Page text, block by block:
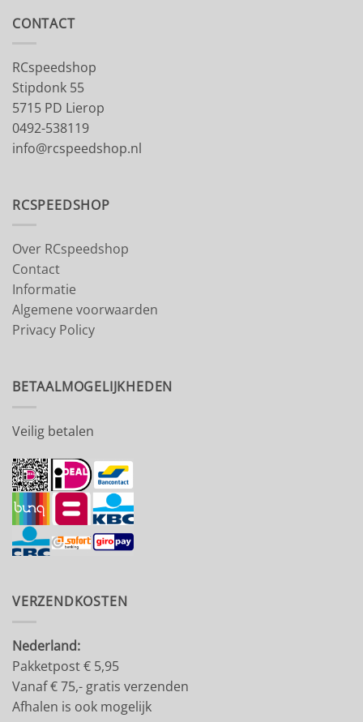
CONTACT
RCspeedshop
Stipdonk 55
5715 PD Lierop
0492-538119
info@rcspeedshop.nl
RCSPEEDSHOP
Over RCspeedshop
Contact
Informatie
Algemene voorwaarden
Privacy Policy
BETAALMOGELIJKHEDEN
Veilig betalen
VERZENDKOSTEN
Nederland:
Pakketpost € 5,95
Vanaf € 75,- gratis verzenden
Afhalen is ook mogelijk